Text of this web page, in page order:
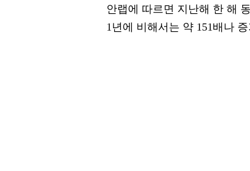
안랩에 따르면 지난해 한 해
1년에 비해서는 약 151배나